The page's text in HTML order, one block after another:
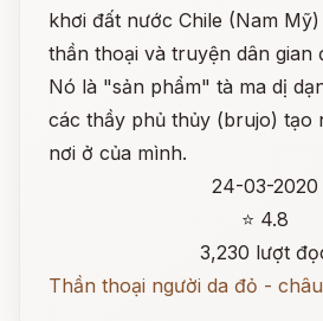
khơi đất nước Chile (Nam
thần thoại và truyện dân gian
Nó là "sản phẩm" tà ma dị
các thầy phủ thủy (brujo) tạo
nơi ở của mình.
24-03-2020
⭐ 4.8
3,230 lượt
Thần thoại người da đỏ -